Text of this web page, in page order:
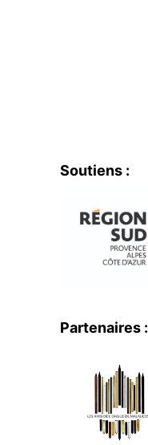
Soutiens :
Partenaires :